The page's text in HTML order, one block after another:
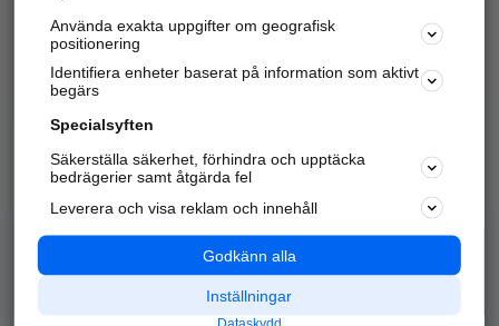
Kom igång och annonsera mot
samarbetspartners nära dig.
Alla kategorier
Populära sökningar
API & Kartor
Annonsera
Integritet
Nödnummer
Använda exakta uppgifter om geografisk
positionering
Identifiera enheter baserat på information som aktivt
begärs
Specialsyften
Säkerställa säkerhet, förhindra och upptäcka
bedrägerier samt åtgärda fel
Leverera och visa reklam och innehåll
Godkänn alla
Inställningar
Dataskydd